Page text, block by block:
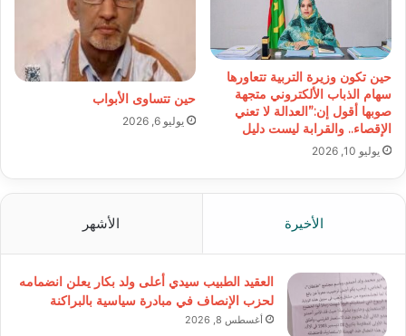
حين تكون وزيرة التربية تتعاورها
سهام الذباب الألكتروني متجهة
صوبها أقول إن:”العدالة لا تعني
الإقصاء.. والقرابة ليست دليل
يوليو 10, 2026
حين تتساوى الأبواب
يوليو 6, 2026
الأخيرة الأشهر
العقيد الطبيب سيدي أعلى ولد بكار يعلن انضمامه
لحزب الإنصاف في مبادرة سياسية بالبراكنة
أغسطس 8, 2026